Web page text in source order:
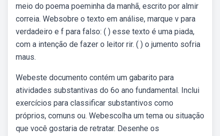
meio do poema poeminha da manhã, escrito por almir
correia. Websobre o texto em análise, marque v para
verdadeiro e f para falso: ( ) esse texto é uma piada,
com a intenção de fazer o leitor rir. ( ) o jumento sofria
maus.
Webeste documento contém um gabarito para
atividades substantivas do 6o ano fundamental. Inclui
exercícios para classificar substantivos como
próprios, comuns ou. Webescolha um tema ou situação
que você gostaria de retratar. Desenhe os